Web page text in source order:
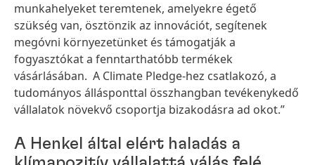
munkahelyeket teremtenek, amelyekre égető
szükség van, ösztönzik az innovációt, segítenek
megóvni környezetünket és támogatják a
fogyasztókat a fenntarthatóbb termékek
vásárlásában. A Climate Pledge-hez csatlakozó, a
tudományos állásponttal összhangban tevékenykedő
vállalatok növekvő csoportja bizakodásra ad okot.”
A Henkel által elért haladás a